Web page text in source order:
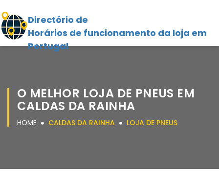
Directório de
Horários de funcionamento da loja em
Portugal
O MELHOR LOJA DE PNEUS EM
CALDAS DA RAINHA
HOME CALDAS DA RAINHA LOJA DE PNEUS